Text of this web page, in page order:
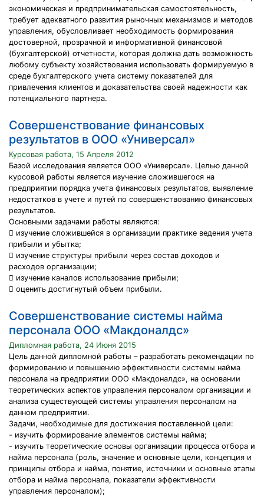
экономическая и предпринимательская самостоятельность,
требует адекватного развития рыночных механизмов и методов
управления, обусловливает необходимость формирования
достоверной, прозрачной и информативной финансовой
(бухгалтерской) отчетности, которая должна дать возможность
любому субъекту хозяйствования использовать формируемую в
среде бухгалтерского учета систему показателей для
привлечения клиентов и доказательства своей надежности как
потенциального партнера.
Совершенствование финансовых
результатов в ООО «Универсал»
Курсовая работа, 15 Апреля 2012
Базой исследования является ООО «Универсал». Целью данной
курсовой работы является изучение сложившегося на
предприятии порядка учета финансовых результатов, выявление
недостатков в учете и путей по совершенствованию финансовых
результатов.
Основными задачами работы являются:
 изучение сложившейся в организации практике ведения учета
прибыли и убытка;
 изучение структуры прибыли через состав доходов и
расходов организации;
 изучение каналов использование прибыли;
 оценить достигнутый объем прибыли.
Совершенствование системы найма
персонала ООО «Макдоналдс»
Дипломная работа, 24 Июня 2015
Цель данной дипломной работы – разработать рекомендации по
формированию и повышению эффективности системы найма
персонала на предприятии ООО «Макдоналдс», на основании
теоретических аспектов управления персоналом организации и
анализа существующей системы управления персоналом на
данном предприятии.
Задачи, необходимые для достижения поставленной цели:
- изучить формирование элементов системы найма;
- изучить теоретические основы организации процесса отбора и
найма персонала (роль, значение и основные цели, концепция и
принципы отбора и найма, понятие, источники и основные этапы
отбора и найма персонала, показатели эффективности
управления персоналом);